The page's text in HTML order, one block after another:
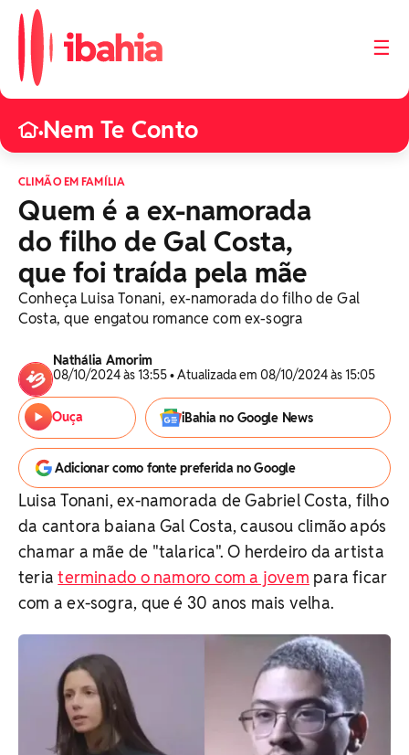
☰
•Nem Te Conto
CLIMÃO EM FAMÍLIA
Quem é a ex-namorada
do filho de Gal Costa,
que foi traída pela mãe
Conheça Luisa Tonani, ex-namorada do filho de Gal
Costa, que engatou romance com ex-sogra
Nathália Amorim
08/10/2024 às 13:55 • Atualizada em 08/10/2024 às 15:05
Ouça iBahia no Google News
Adicionar como fonte preferida no Google
Luisa Tonani, ex-namorada de Gabriel Costa, filho
da cantora baiana Gal Costa, causou climão após
chamar a mãe de "talarica". O herdeiro da artista
teriaterminado o namoro com a jovem para ficar
com a ex-sogra, que é 30 anos mais velha.